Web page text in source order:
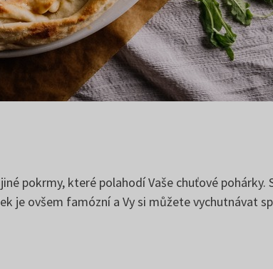
pokrmy, které polahodí Vaše chuťové
je ovšem famózní a Vy si můžete vychutnávat